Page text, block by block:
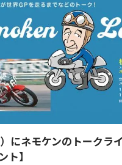
にネモケンのトークラ
ト】